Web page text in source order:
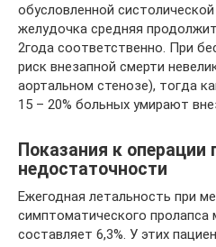
обусловленной
желудочка средняя
2года соответственно. При
риск внезапной смерти
аортальном стенозе), тогда
15 – 20% больных умирают
Показания к операции
недостаточности
Ежегодная летальность при
симптоматического пролапса
составляет 6,3%. У этих